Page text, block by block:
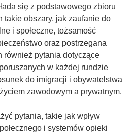
się z podstawowego zbioru
takie obszary, jak zaufanie do
i społeczne, tożsamość
oraz postrzegana
również pytania dotyczące
w każdej rundzie
do imigracji i obywatelstwa
zawodowym a prywatnym.
pytania, takie jak wpływ
i systemów opieki